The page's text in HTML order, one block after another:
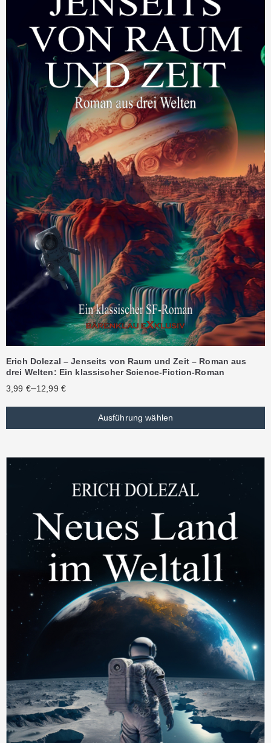
Erich Dolezal – Jenseits von Raum und Zeit – Roman aus
drei Welten: Ein klassischer Science-Fiction-Roman
3,99 €–12,99 €
Ausführung wählen